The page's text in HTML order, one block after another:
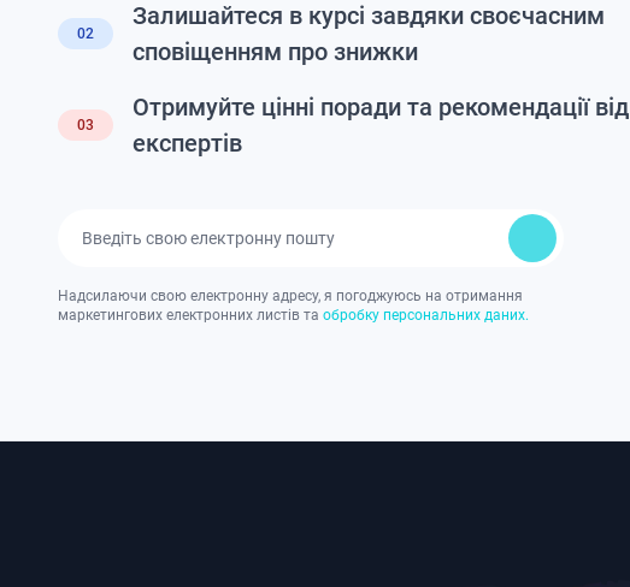
02
Залишайтеся в курсі завдяки своєчасним
сповіщенням про знижки
03
Отримуйте цінні поради та рекомендації від
експертів
Надсилаючи свою електронну адресу, я погоджуюсь на отримання
маркетингових електронних листів та обробку персональних даних.